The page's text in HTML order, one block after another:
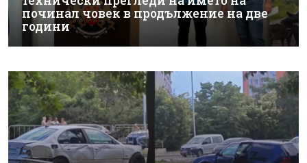
починал човек в продължение на две
години